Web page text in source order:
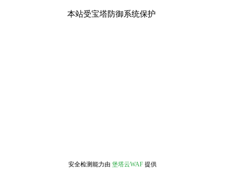
本站受宝塔防御系统保护
安全检测能力由 堡塔云WAF 提供